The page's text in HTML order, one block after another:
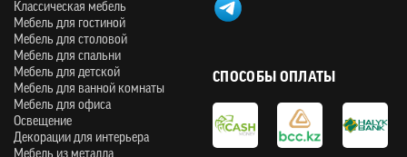
Классическая мебель
Мебель для гостиной
Мебель для столовой
Мебель для спальни
Мебель для детской
Мебель для ванной комнаты
Мебель для офиса
Освещение
Декорации для интерьера
СПОСОБЫ ОПЛАТЫ